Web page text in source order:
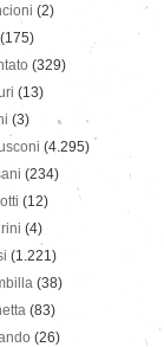
(2)
(175)
(329)
(13)
(3)
(4.295)
(234)
(12)
(4)
(1.221)
(38)
(83)
(26)